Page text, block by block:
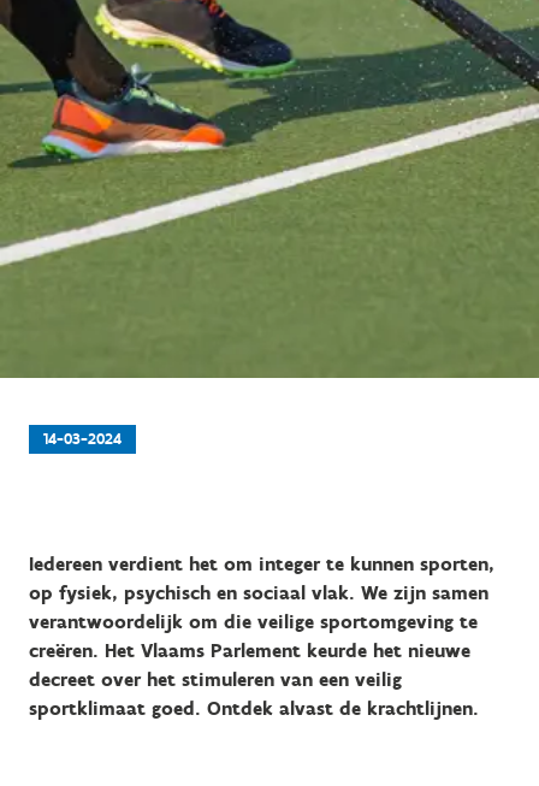
14-03-2024
Iedereen verdient het om integer te kunnen sporten,
op fysiek, psychisch en sociaal vlak. We zijn samen
verantwoordelijk om die veilige sportomgeving te
creëren. Het Vlaams Parlement keurde het nieuwe
decreet over het stimuleren van een veilig
sportklimaat goed. Ontdek alvast de krachtlijnen.